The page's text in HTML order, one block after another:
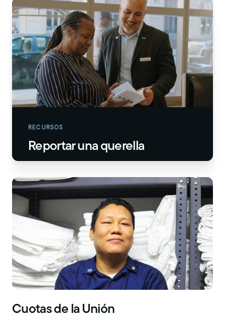
RECURSOS
Reportar una querella
Cuotas de la Unión